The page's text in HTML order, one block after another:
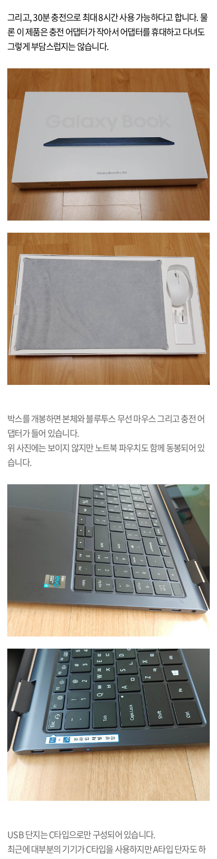
그리고, 30분 충전으로 최대 8시간 사용 가능하다고 합니다. 물
론 이 제품은 충전 어댑터가 작아서 어댑터를 휴대하고 다녀도
그렇게 부담스럽지는 않습니다.
박스를 개봉하면 본체와 블루투스 무선 마우스 그리고 충전 어
댑터가 들어 있습니다.
위 사진에는 보이지 않지만 노트북 파우치도 함께 동봉되어 있
습니다.
USB 단지는 C타입으로만 구성되어 있습니다.
최근에 대부분의 기기가 C타입을 사용하지만 A타입 단자도 하